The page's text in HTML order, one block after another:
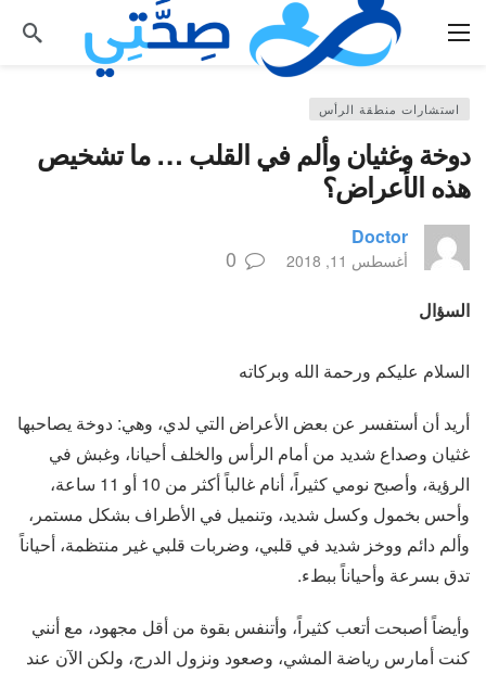
استشارات منطقة الرأس
دوخة وغثيان وألم في القلب … ما تشخيص
هذه الأعراض؟
Doctor
أغسطس 11, 2018 0
السؤال
السلام عليكم ورحمة الله وبركاته
أريد أن أستفسر عن بعض الأعراض التي لدي، وهي: دوخة يصاحبها
غثيان وصداع شديد من أمام الرأس والخلف أحيانا، وغبش في
الرؤية، وأصبح نومي كثيراً، أنام غالباً أكثر من 10 أو 11 ساعة،
وأحس بخمول وكسل شديد، وتنميل في الأطراف بشكل مستمر،
وألم دائم ووخز شديد في قلبي، وضربات قلبي غير منتظمة، أحياناً
تدق بسرعة وأحياناً ببطء.
وأيضاً أصبحت أتعب كثيراً، وأتنفس بقوة من أقل مجهود، مع أنني
كنت أمارس رياضة المشي، وصعود ونزول الدرج، ولكن الآن عند